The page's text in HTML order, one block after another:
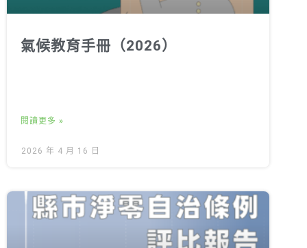
氣候教育手冊（2026）
閱讀更多 »
2026 年 4 月 16 日